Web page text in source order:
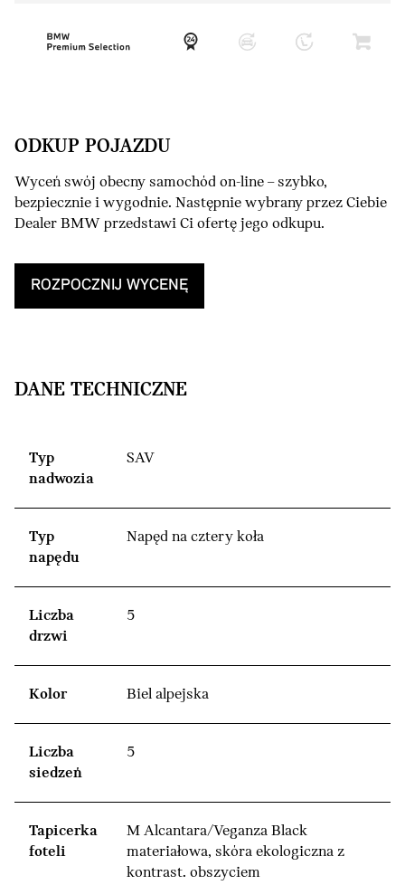
ODKUP POJAZDU
Wyceń swój obecny samochód on-line – szybko,
bezpiecznie i wygodnie. Następnie wybrany przez Ciebie
Dealer BMW przedstawi Ci ofertę jego odkupu.
ROZPOCZNIJ WYCENĘ
DANE TECHNICZNE
Typ
nadwozia
SAV
Typ
napędu
Napęd na cztery koła
Liczba
drzwi
5
Kolor Biel alpejska
Liczba
siedzeń
5
Tapicerka
foteli
M Alcantara/Veganza Black
materiałowa, skóra ekologiczna z
kontrast. obszyciem